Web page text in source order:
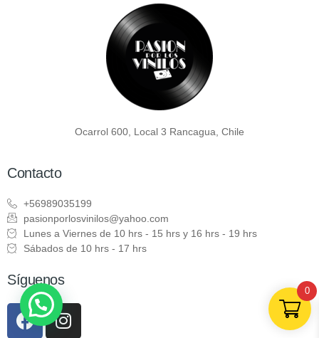
Ocarrol 600, Local 3 Rancagua, Chile
Contacto
+56989035199
pasionporlosvinilos@yahoo.com
Lunes a Viernes de 10 hrs - 15 hrs y 16 hrs - 19 hrs
Sábados de 10 hrs - 17 hrs
Síguenos
0